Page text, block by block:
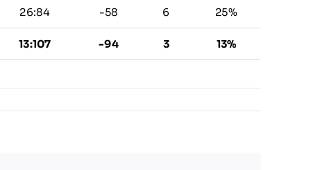
26:84 -58 6 25%
13:107 -94 3 13%